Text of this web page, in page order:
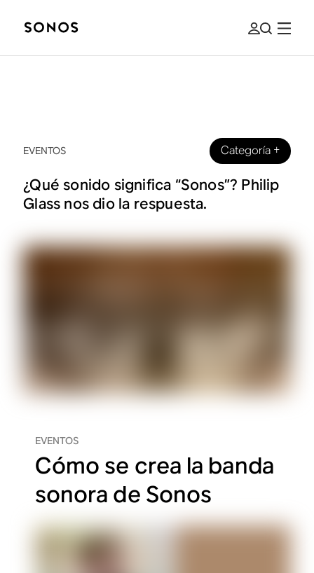
EVENTOS Categoría+
¿Qué sonido significa “Sonos”? Philip
Glass nos dio la respuesta.
EVENTOS
Cómo se crea la banda
sonora de Sonos